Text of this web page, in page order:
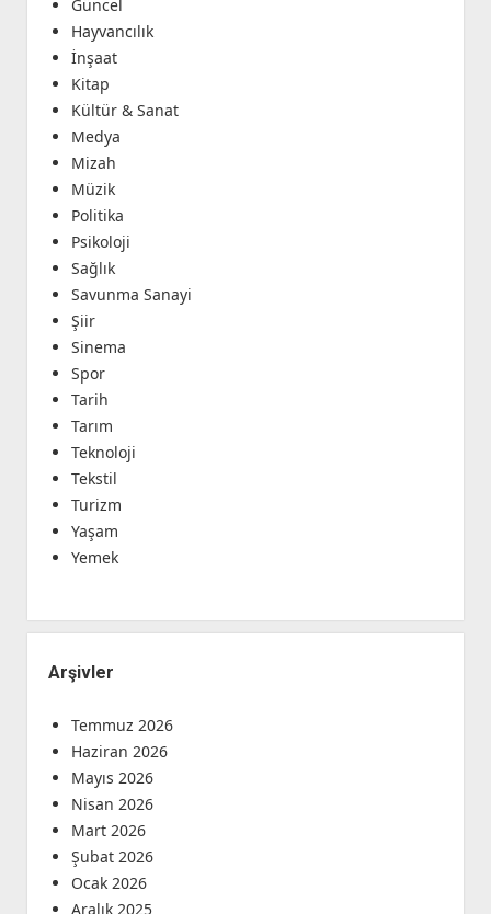
Güncel
Hayvancılık
İnşaat
Kitap
Kültür & Sanat
Medya
Mizah
Müzik
Politika
Psikoloji
Sağlık
Savunma Sanayi
Şiir
Sinema
Spor
Tarih
Tarım
Teknoloji
Tekstil
Turizm
Yaşam
Yemek
Arşivler
Temmuz 2026
Haziran 2026
Mayıs 2026
Nisan 2026
Mart 2026
Şubat 2026
Ocak 2026
Aralık 2025